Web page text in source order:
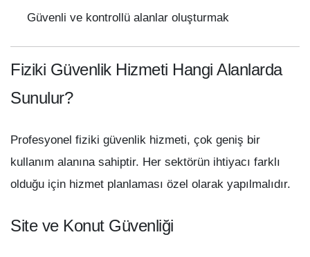
Güvenli ve kontrollü alanlar oluşturmak
Fiziki Güvenlik Hizmeti Hangi Alanlarda
Sunulur?
Profesyonel fiziki güvenlik hizmeti, çok geniş bir
kullanım alanına sahiptir. Her sektörün ihtiyacı farklı
olduğu için hizmet planlaması özel olarak yapılmalıdır.
Site ve Konut Güvenliği